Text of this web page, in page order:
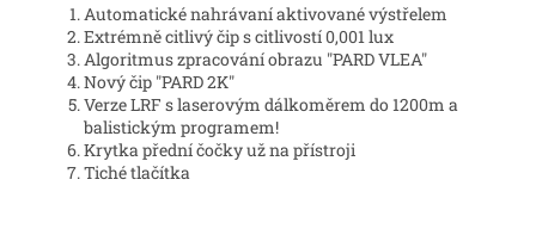
Automatické nahrávaní aktivované výstřelem
Extrémně citlivý čip s citlivostí 0,001 lux
Algoritmus zpracování obrazu "PARD VLEA"
Nový čip "PARD 2K"
Verze LRF s laserovým dálkoměrem do 1200m a
balistickým programem!
Krytka přední čočky už na přístroji
Tiché tlačítka